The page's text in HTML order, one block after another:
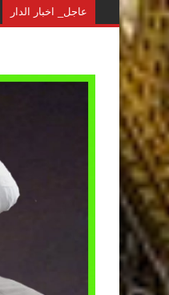
عاجل_ اخبار الدار